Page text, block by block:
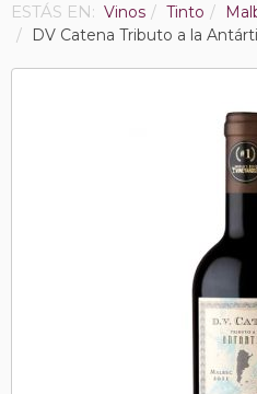
ESTÁS EN: Vinos Tinto
DV Catena Tributo a la